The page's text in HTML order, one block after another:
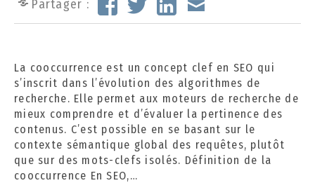
t
e
r
e
2
0
2
4
Partager :
La cooccurrence est un concept clef en SEO qui
s’inscrit dans l’évolution des algorithmes de
recherche. Elle permet aux moteurs de recherche de
mieux comprendre et d’évaluer la pertinence des
contenus. C’est possible en se basant sur le
contexte sémantique global des requêtes, plutôt
que sur des mots-clefs isolés. Définition de la
cooccurrence En SEO,…